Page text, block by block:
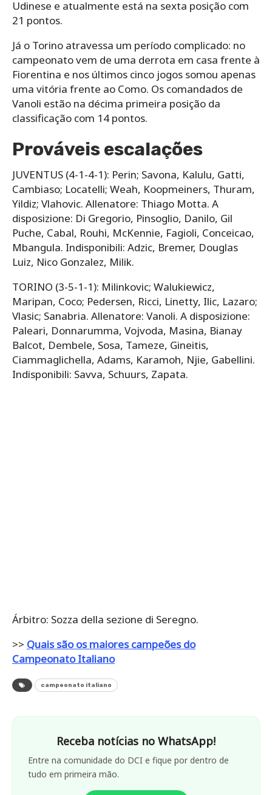
Udinese e atualmente está na sexta posição com
21 pontos.
Já o Torino atravessa um período complicado: no
campeonato vem de uma derrota em casa frente à
Fiorentina e nos últimos cinco jogos somou apenas
uma vitória frente ao Como. Os comandados de
Vanoli estão na décima primeira posição da
classificação com 14 pontos.
Prováveis ​​escalações
JUVENTUS (4-1-4-1): Perin; Savona, Kalulu, Gatti,
Cambiaso; Locatelli; Weah, Koopmeiners, Thuram,
Yildiz; Vlahovic. Allenatore: Thiago Motta. A
disposizione: Di Gregorio, Pinsoglio, Danilo, Gil
Puche, Cabal, Rouhi, McKennie, Fagioli, Conceicao,
Mbangula. Indisponibili: Adzic, Bremer, Douglas
Luiz, Nico Gonzalez, Milik.
TORINO (3-5-1-1): Milinkovic; Walukiewicz,
Maripan, Coco; Pedersen, Ricci, Linetty, Ilic, Lazaro;
Vlasic; Sanabria. Allenatore: Vanoli. A disposizione:
Paleari, Donnarumma, Vojvoda, Masina, Bianay
Balcot, Dembele, Sosa, Tameze, Gineitis,
Ciammaglichella, Adams, Karamoh, Njie, Gabellini.
Indisponibili: Savva, Schuurs, Zapata.
Árbitro: Sozza della sezione di Seregno.
>> Quais são os maiores campeões do
Campeonato Italiano
campeonato italiano
Receba notícias no WhatsApp!
Entre na comunidade do DCI e fique por dentro de
tudo em primeira mão.